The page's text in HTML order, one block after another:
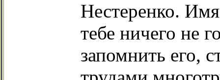
Нестеренко.
тебе ничего не
запомнить его,